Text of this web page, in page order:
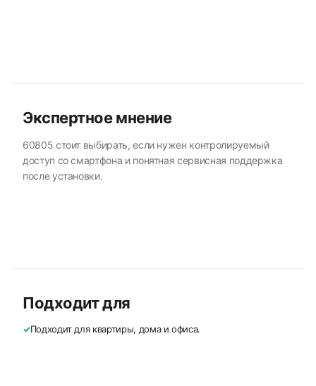
Экспертное мнение
60805 стоит выбирать, если нужен контролируемый
доступ со смартфона и понятная сервисная поддержка
после установки.
Подходит для
✓Подходит для квартиры, дома и офиса.